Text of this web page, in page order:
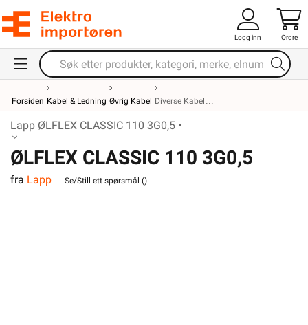
Logg inn Ordre
Forsiden Kabel & Ledning Øvrig Kabel Diverse Kabel
Lapp ØLFLEX CLASSIC 110 3G0,5 •
ØLFLEX CLASSIC 110 3G0,5
fra Lapp Se/Still ett spørsmål ()